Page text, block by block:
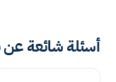
أسئلة شائعة